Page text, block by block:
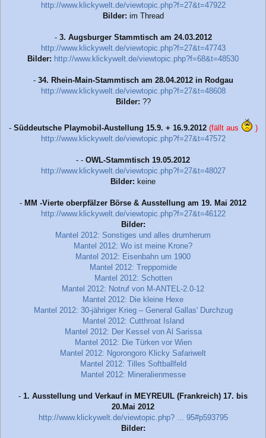
http://www.klickywelt.de/viewtopic.php?f=27&t=47922
Bilder: im Thread
- 3. Augsburger Stammtisch am 24.03.2012
http://www.klickywelt.de/viewtopic.php?f=27&t=47743
Bilder: http://www.klickywelt.de/viewtopic.php?f=68&t=48530
- 34. Rhein-Main-Stammtisch am 28.04.2012 in Rodgau
http://www.klickywelt.de/viewtopic.php?f=27&t=48608
Bilder: ??
- Süddeutsche Playmobil-Austellung 15.9. + 16.9.2012 (fällt aus
)
http://www.klickywelt.de/viewtopic.php?f=27&t=47572
- - OWL-Stammtisch 19.05.2012
http://www.klickywelt.de/viewtopic.php?f=27&t=48027
Bilder: keine
- MM -Vierte oberpfälzer Börse & Ausstellung am 19. Mai 2012
http://www.klickywelt.de/viewtopic.php?f=27&t=46122
Bilder:
Mantel 2012: Sonstiges und alles drumherum
Mantel 2012: Wo ist meine Krone?
Mantel 2012: Eisenbahn um 1900
Mantel 2012: Treppomide
Mantel 2012: Schotten
Mantel 2012: Notruf von M-ANTEL-2.0-12
Mantel 2012: Die kleine Hexe
Mantel 2012: 30-jähriger Krieg – General Gallas' Durchzug
Mantel 2012: Cutthroat Island
Mantel 2012: Der Kessel von Al Sarissa
Mantel 2012: Die Türken vor Wien
Mantel 2012: Ngorongoro Klicky Safariwelt
Mantel 2012: Tilles Softballfeld
Mantel 2012: Mineralienmesse
- 1. Ausstellung und Verkauf in MEYREUIL (Frankreich) 17. bis
20.Mai 2012
http://www.klickywelt.de/viewtopic.php? ... 95#p593795
Bilder: